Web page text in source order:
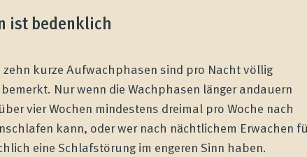
ist bedenklich
kurze Aufwachphasen sind pro Nacht völlig
Nur wenn die Wachphasen länger andauern
vier Wochen mindestens dreimal pro Woche nach
kann, oder wer nach nächtlichem Erwachen
eine Schlafstörung im engeren Sinn haben.